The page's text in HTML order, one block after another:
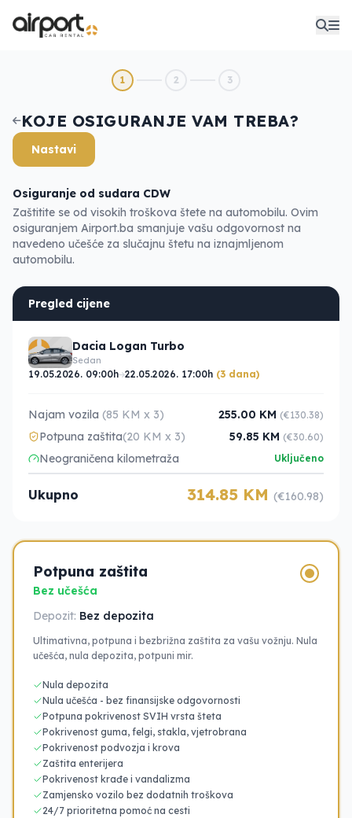
1 2 3
KOJE OSIGURANJE VAM TREBA?
Nastavi
Osiguranje od sudara CDW
Zaštitite se od visokih troškova štete na automobilu. Ovim
osiguranjem Airport.ba smanjuje vašu odgovornost na
navedeno učešće za slučajnu štetu na iznajmljenom
automobilu.
Pregled cijene
Dacia Logan Turbo
Sedan
19.05.2026. 09:00h 22.05.2026. 17:00h (3 dana)
Najam vozila (85 KM x 3) 255.00 KM (€130.38)
Potpuna zaštita(20 KM x 3) 59.85 KM (€30.60)
Neograničena kilometraža Uključeno
Ukupno 314.85 KM (€160.98)
Potpuna zaštita
Bez učešća
Depozit: Bez depozita
Ultimativna, potpuna i bezbrižna zaštita za vašu vožnju. Nula
učešća, nula depozita, potpuni mir.
Nula depozita
Nula učešća - bez finansijske odgovornosti
Potpuna pokrivenost SVIH vrsta šteta
Pokrivenost guma, felgi, stakla, vjetrobrana
Pokrivenost podvozja i krova
Zaštita enterijera
Pokrivenost krađe i vandalizma
Zamjensko vozilo bez dodatnih troškova
24/7 prioritetna pomoć na cesti